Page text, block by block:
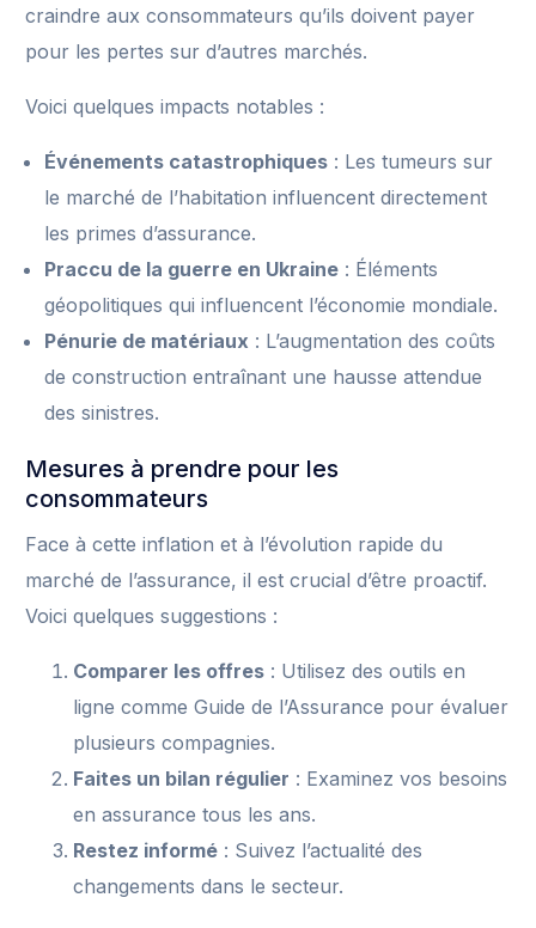
craindre aux consommateurs qu’ils doivent payer
pour les pertes sur d’autres marchés.
Voici quelques impacts notables :
Événements catastrophiques : Les tumeurs sur
le marché de l’habitation influencent directement
les primes d’assurance.
Praccu de la guerre en Ukraine : Éléments
géopolitiques qui influencent l’économie mondiale.
Pénurie de matériaux : L’augmentation des coûts
de construction entraînant une hausse attendue
des sinistres.
Mesures à prendre pour les
consommateurs
Face à cette inflation et à l’évolution rapide du
marché de l’assurance, il est crucial d’être proactif.
Voici quelques suggestions :
Comparer les offres : Utilisez des outils en
ligne comme Guide de l’Assurance pour évaluer
plusieurs compagnies.
Faites un bilan régulier : Examinez vos besoins
en assurance tous les ans.
Restez informé : Suivez l’actualité des
changements dans le secteur.